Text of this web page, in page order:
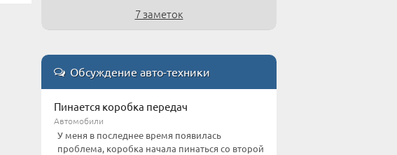
7 заметок
Обсуждение авто-техники
Пинается коробка передач
Автомобили
У меня в последнее время появилась
проблема, коробка начала пинаться со второй